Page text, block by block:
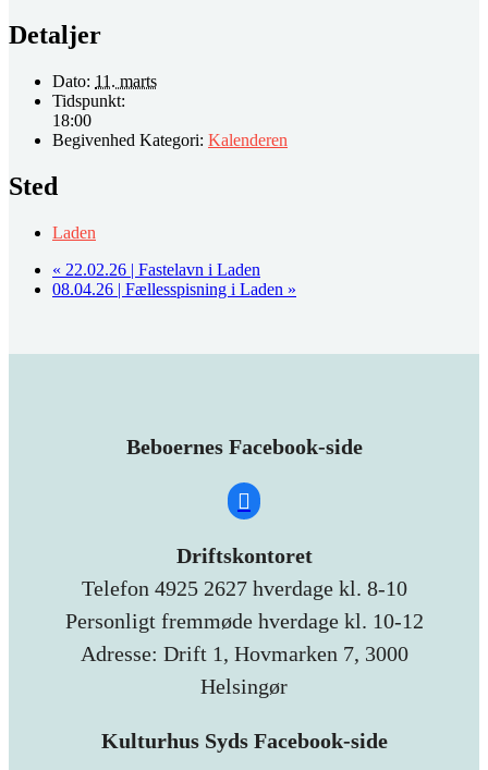
Detaljer
Dato: 11. marts
Tidspunkt:
18:00
Begivenhed Kategori: Kalenderen
Sted
Laden
« 22.02.26 | Fastelavn i Laden
08.04.26 | Fællesspisning i Laden »
Beboernes Facebook-side
Driftskontoret
Telefon 4925 2627 hverdage kl. 8-10
Personligt fremmøde hverdage kl. 10-12
Adresse: Drift 1, Hovmarken 7, 3000
Helsingør
Kulturhus Syds Facebook-side